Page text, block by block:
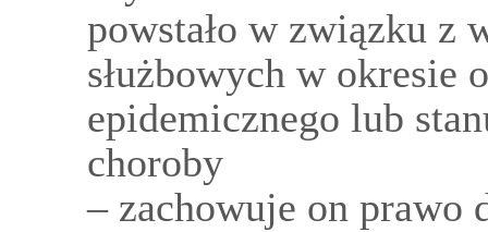
powstało w związku z
służbowych w okresie
epidemicznego lub
choroby
– zachowuje on prawo